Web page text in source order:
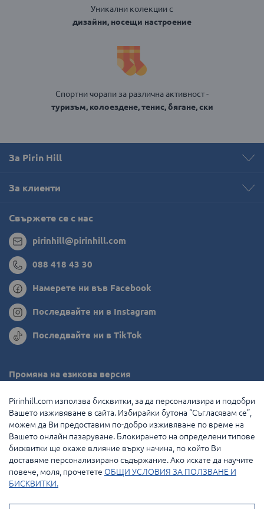
Уникални колекции с
дизайни, носещи настроение
Спортни чорапи за различна активност -
туризъм, колоездене, тенис, бягане, ски
За Pirin Hill
За клиенти
Свържете се с нас
pirinhill@pirinhill.com
088 418 43 30
Намерете ни във Facebook
Последвайте ни в Instagram
Последвайте ни в TikTok
Промяна на езикова версия
Румъния
Гърция
Нидерландия
Франция
Pirinhill.com използва бисквитки, за да персонализира и подобри
Вашето изживяване в сайта. Избирайки бутона “Съгласявам се”,
можем да Ви предоставим по-добро изживяване по време на
Вашето онлайн пазаруване. Блокирането на определени типове
бисквитки ще окаже влияние върху начина, по който Ви
доставяме персонализирано съдържание. Ако искате да научите
повече, моля, прочетете ОБЩИ УСЛОВИЯ ЗА ПОЛЗВАНЕ И
БИСКВИТКИ.